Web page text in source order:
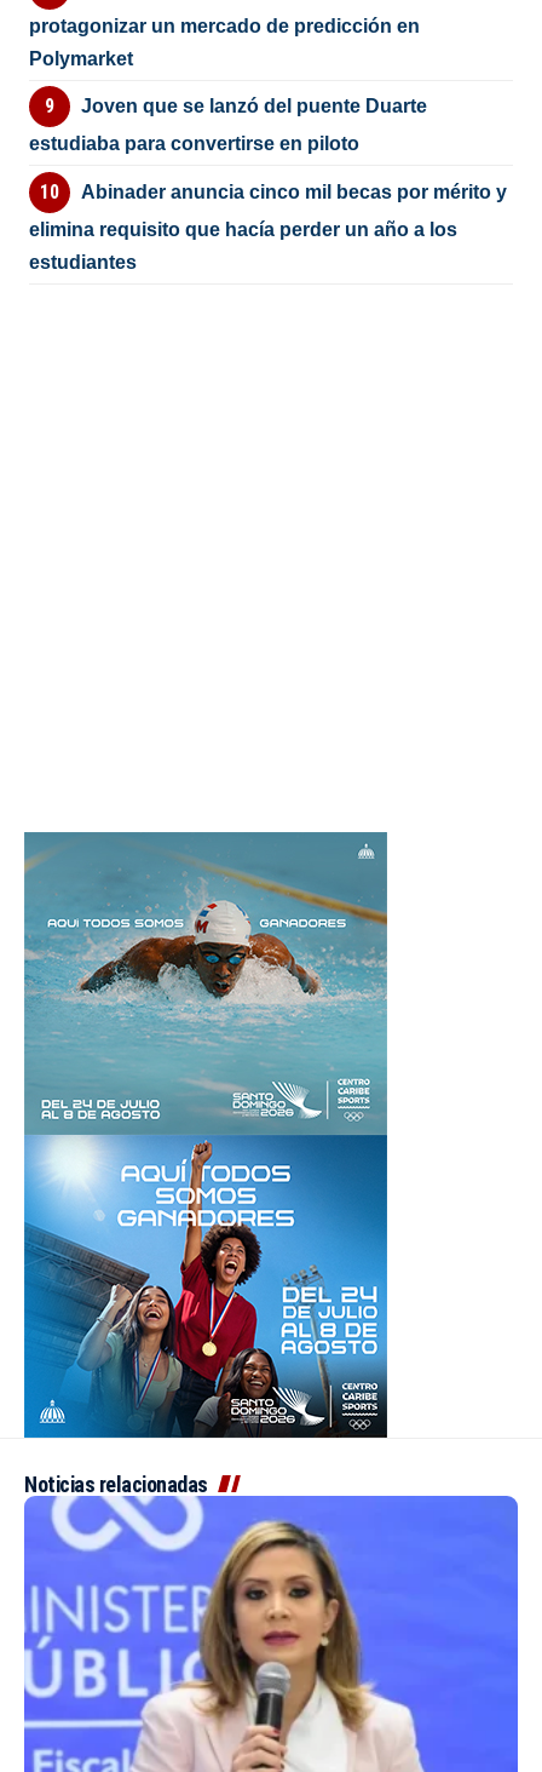
protagonizar un mercado de predicción en
Polymarket
Joven que se lanzó del puente Duarte
estudiaba para convertirse en piloto
Abinader anuncia cinco mil becas por mérito y
elimina requisito que hacía perder un año a los
estudiantes
Noticias relacionadas